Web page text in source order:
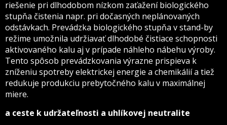
riešenie pri dlhodobom nízkom zaťažení biologického
stupňa čistenia napr. pri dočasných neplánovaných
odstávkach. Prevádzka biologického stupňa v stand-by
režime umožnila udržiavať dlhodobé čistiace schopnosti
aktivovaného kalu aj v prípade náhleho nábehu výroby.
Tento spôsob prevádzkovania výrazne prispieva k
zníženiu spotreby elektrickej energie a chemikálií a tiež
redukuje produkciu prebytočného kalu v maximálnej
miere.
a ceste k udržateľnosti a uhlíkovej neutralite